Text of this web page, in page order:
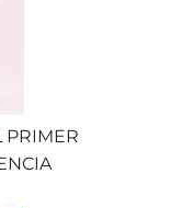
PRIMER